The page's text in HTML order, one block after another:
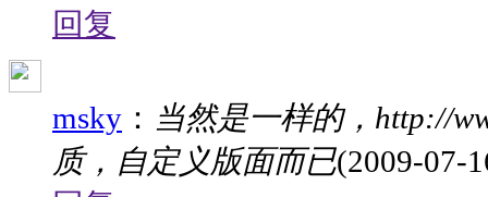
回复
msky ： 当然是一样的，http://
质，自定义版面而已(2009-07-